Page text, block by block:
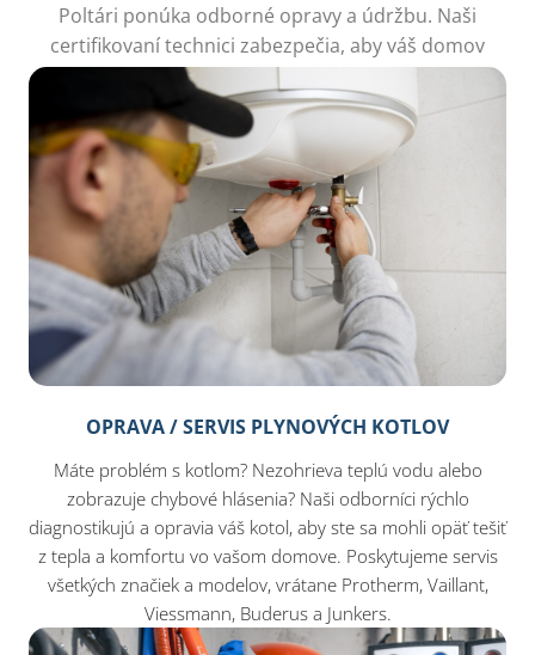
Poltári ponúka odborné opravy a údržbu. Naši
certifikovaní technici zabezpečia, aby váš domov
bol vždy teplý a bezpečný. Stačí zavolať!
OPRAVA / SERVIS PLYNOVÝCH KOTLOV
Máte problém s kotlom? Nezohrieva teplú vodu alebo
zobrazuje chybové hlásenia? Naši odborníci rýchlo
diagnostikujú a opravia váš kotol, aby ste sa mohli opäť tešiť
z tepla a komfortu vo vašom domove. Poskytujeme servis
všetkých značiek a modelov, vrátane Protherm, Vaillant,
Viessmann, Buderus a Junkers.​